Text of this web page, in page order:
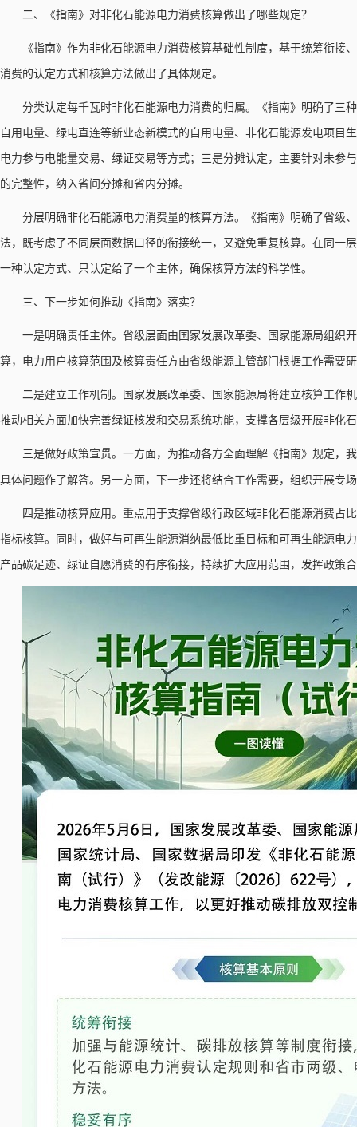
二、《指南》对非化石能源电力消费核算做出了哪些规定？
《指南》作为非化石能源电力消费核算基础性制度，基于统筹衔接
消费的认定方式和核算方法做出了具体规定。
分类认定每千瓦时非化石能源电力消费的归属。《指南》明确了三
自用电量、绿电直连等新业态新模式的自用电量、非化石能源发电项目
电力参与电能量交易、绿证交易等方式；三是分摊认定，主要针对未参
的完整性，纳入省间分摊和省内分摊。
分层明确非化石能源电力消费量的核算方法。《指南》明确了省级
法，既考虑了不同层面数据口径的衔接统一，又避免重复核算。在同一
一种认定方式、只认定给了一个主体，确保核算方法的科学性。
三、下一步如何推动《指南》落实？
一是明确责任主体。省级层面由国家发展改革委、国家能源局组织
算，电力用户核算范围及核算责任方由省级能源主管部门根据工作需要
二是建立工作机制。国家发展改革委、国家能源局将建立核算工作
推动相关方面加快完善绿证核发和交易系统功能，支撑各层级开展非化
三是做好政策宣贯。一方面，为推动各方全面理解《指南》规定，
具体问题作了解答。另一方面，下一步还将结合工作需要，组织开展专
四是推动核算应用。重点用于支撑省级行政区域非化石能源消费占
指标核算。同时，做好与可再生能源消纳最低比重目标和可再生能源电
产品碳足迹、绿证自愿消费的有序衔接，持续扩大应用范围，发挥政策